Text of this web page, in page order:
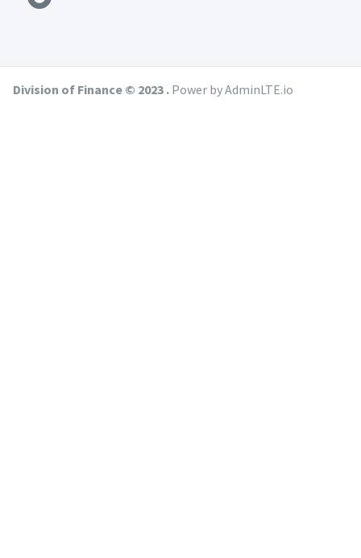
Division of Finance © 2023 . Power by AdminLTE.io